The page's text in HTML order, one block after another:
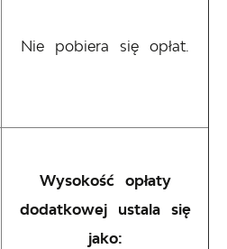
Nie pobiera się opłat.
Wysokość opłaty
dodatkowej ustala się
jako: